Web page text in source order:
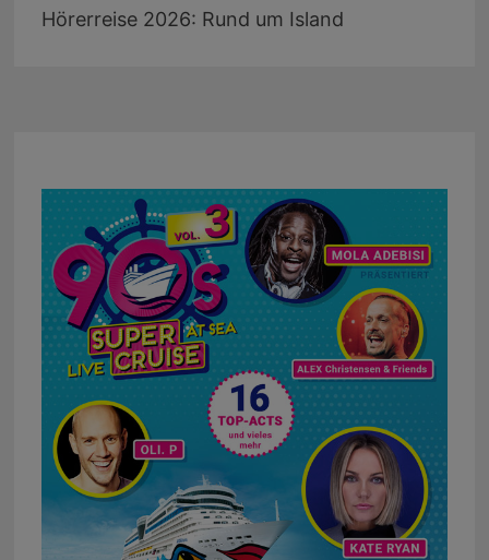
Hörerreise 2026: Rund um Island